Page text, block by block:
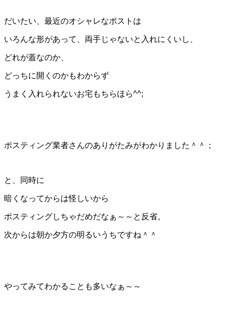
だいたい、最近のオシャレなポストは
いろんな形があって、両手じゃないと入れにくいし、
どれが蓋なのか、
どっちに開くのかもわからず
うまく入れられないお宅もちらほら^^;
ポスティング業者さんのありがたみがわかりました＾＾；
と、同時に
暗くなってからは怪しいから
ポスティングしちゃだめだなぁ～～と反省。
次からは朝か夕方の明るいうちですね＾＾
やってみてわかることも多いなぁ～～